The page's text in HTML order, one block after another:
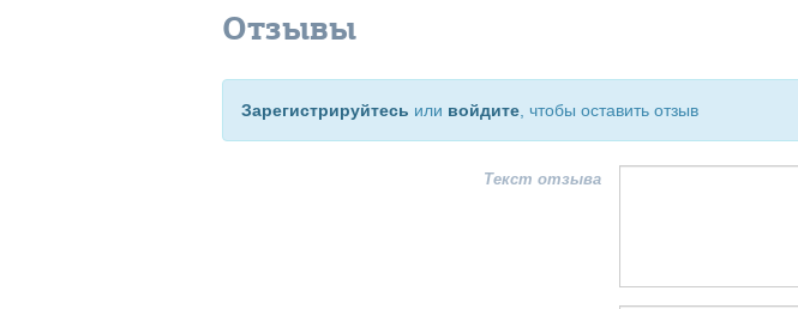
Отзывы
Зарегистрируйтесь или войдите , чтобы оставить отзыв
Текст отзыва